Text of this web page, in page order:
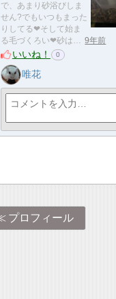
で、あまり砂浴びしま
せん?でもいつもまった
りしてる❤そして始ま
る毛づくろい❤砂は…
9年前
いいね！ 0
唯花
プロフィール